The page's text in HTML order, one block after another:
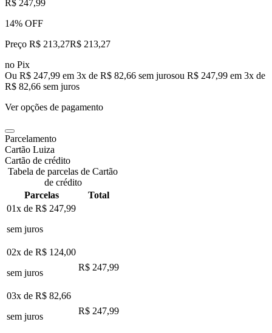
R$ 247,99
14% OFF
Preço R$ 213,27R$ 213,27
no Pix
Ou R$ 247,99 em 3x de R$ 82,66 sem jurosou R$ 247,99 em 3x de
R$ 82,66 sem juros
Ver opções de pagamento
Parcelamento
Cartão Luiza
Cartão de crédito
Tabela de parcelas de Cartão
de crédito
Parcelas
Total
01x de R$ 247,99
sem juros
02x de R$ 124,00
sem juros
R$ 247,99
03x de R$ 82,66
sem juros
R$ 247,99